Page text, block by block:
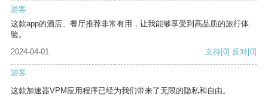
游客
这款app的酒店、餐厅推荐非常有用，让我能够享受到高品质的旅行体
验。
2024-04-01
支持[0] 反对[0]
游客
这款加速器VPM应用程序已经为我们带来了无限的隐私和自由。